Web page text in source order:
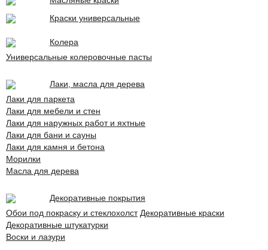
Краски универсальные
Колера
Универсальные колеровочные пасты
Лаки, масла для дерева
Лаки для паркета
Лаки для мебели и стен
Лаки для наружных работ и яхтные
Лаки для бани и сауны
Лаки для камня и бетона
Морилки
Масла для дерева
Декоративные покрытия
Обои под покраску и стеклохолст Декоративные краски
Декоративные штукатурки
Воски и лазури